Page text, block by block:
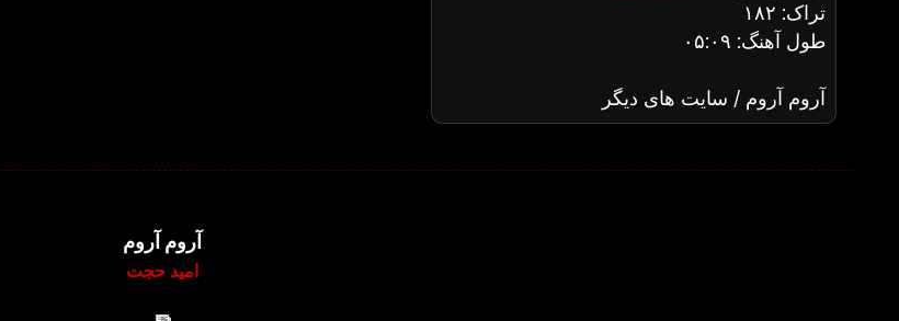
تراک: ۱۸۲
طول آهنگ: ۰۵:۰۹
آروم آروم / سایت های دیگر
آروم آروم
امید حجت